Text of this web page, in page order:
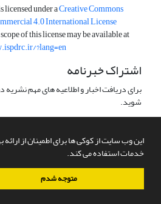
این وب سایت از کوکی ها برای اطمینان از ارائه
خدمات استفاده می کند.
متوجه شدم
Journal of Safe City
licensed under aCreative Commons
4.0 International License
of this license may be available at
?lang=en
اشتراک خبرنامه
برای دریافت اخبار و اطلاعیه های مهم
شوید.
سامانه مدیریت نشریات علمی.طراحی و